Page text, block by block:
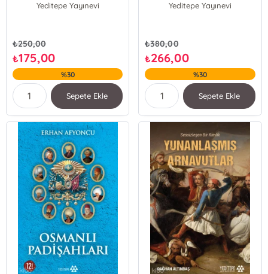
Yeditepe Yayınevi
₺250,00
₺175,00
%30
Sepete Ekle
Yeditepe Yayınevi
₺380,00
₺266,00
%30
Sepete Ekle